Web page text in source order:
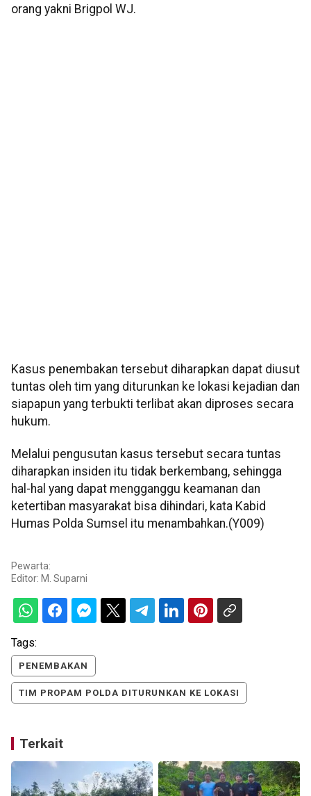
orang yakni Brigpol WJ.
Kasus penembakan tersebut diharapkan dapat diusut
tuntas oleh tim yang diturunkan ke lokasi kejadian dan
siapapun yang terbukti terlibat akan diproses secara
hukum.
Melalui pengusutan kasus tersebut secara tuntas
diharapkan insiden itu tidak berkembang, sehingga
hal-hal yang dapat mengganggu keamanan dan
ketertiban masyarakat bisa dihindari, kata Kabid
Humas Polda Sumsel itu menambahkan.(Y009)
Pewarta:
Editor: M. Suparni
Tags:
PENEMBAKAN
TIM PROPAM POLDA DITURUNKAN KE LOKASI
Terkait